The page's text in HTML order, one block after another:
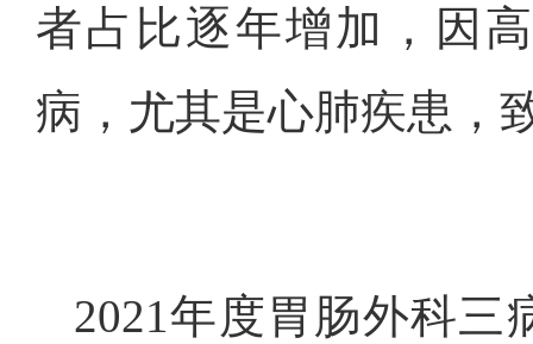
者占比逐年增加，因
病，尤其是心肺疾患，
2021年度胃肠外科三